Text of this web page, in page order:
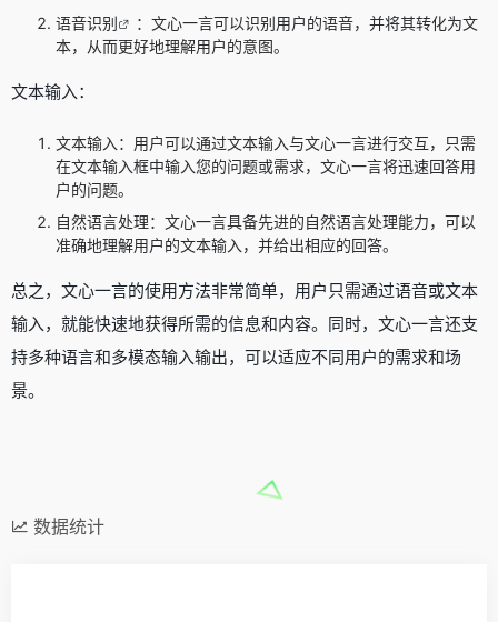
语音识别
：文心一言可以识别用户的语音，并将其转化为文
本，从而更好地理解用户的意图。
文本输入：
文本输入：用户可以通过文本输入与文心一言进行交互，只需
在文本输入框中输入您的问题或需求，文心一言将迅速回答用
户的问题。
自然语言处理：文心一言具备先进的自然语言处理能力，可以
准确地理解用户的文本输入，并给出相应的回答。
总之，文心一言的使用方法非常简单，用户只需通过语音或文本
输入，就能快速地获得所需的信息和内容。同时，文心一言还支
持多种语言和多模态输入输出，可以适应不同用户的需求和场
景。
数据统计